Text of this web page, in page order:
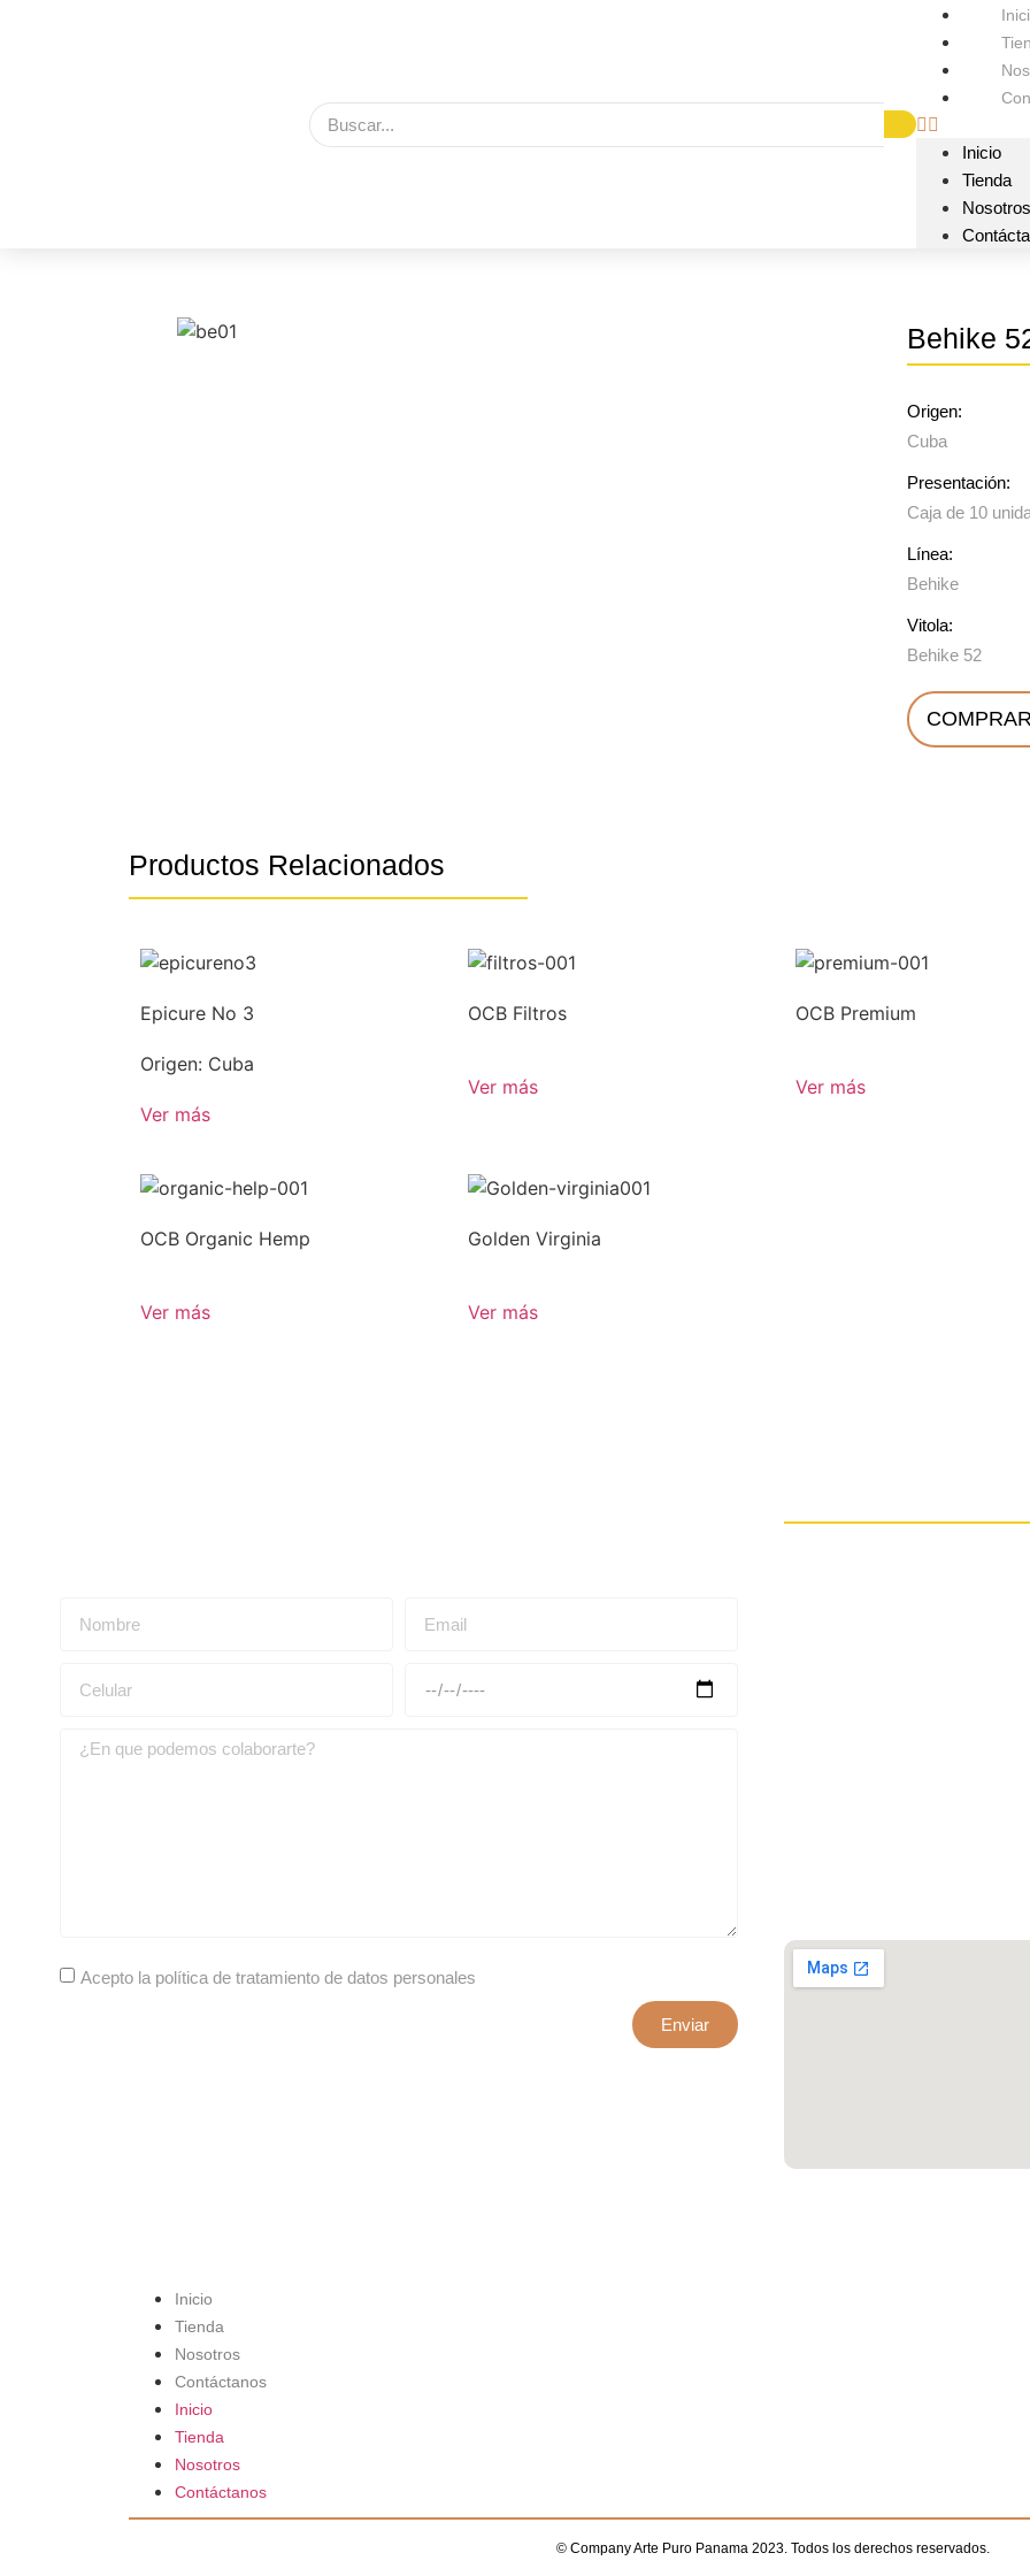
Inicio
Tienda
Nosotros
Behike
Origen:
Cuba
Presentación:
Caja de 10
Línea:
Behike
Vitola:
Behike 52
Productos Relacionados
Epicure No 3
Origen: Cuba
Ver más
OCB Filtros
Ver más
OCB Premium
Ver más
OCB Organic Hemp
Ver más
Golden Virginia
Ver más
Acepto la política de tratamiento de datos personales
Enviar
Inicio
Tienda
Nosotros
Contáctanos
Inicio
Tienda
Nosotros
Contáctanos
© Company Arte Puro Panama 2023. Todos los derechos reservados.